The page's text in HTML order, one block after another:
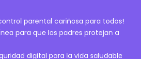
parental cariñosa para todos!
para que los padres protejan a
digital para la vida saludable